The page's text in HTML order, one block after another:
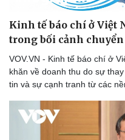
Kinh tế báo chí ở Việt
trong bối cảnh chuyển
VOV.VN - Kinh tế báo chí ở
khăn về doanh thu do sự
tin và sự cạnh tranh từ các